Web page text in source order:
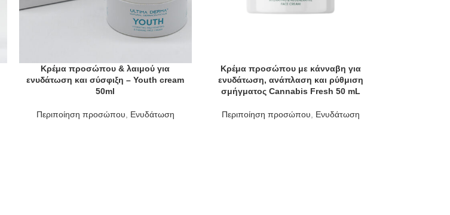
Κρέμα προσώπου & λαιμού για
ενυδάτωση και σύσφιξη – Youth cream
50ml
Περιποίηση προσώπου, Ενυδάτωση
Κρέμα προσώπου με κάνναβη για
ενυδάτωση, ανάπλαση και ρύθμιση
σμήγματος Cannabis Fresh 50 mL
Περιποίηση προσώπου, Ενυδάτωση